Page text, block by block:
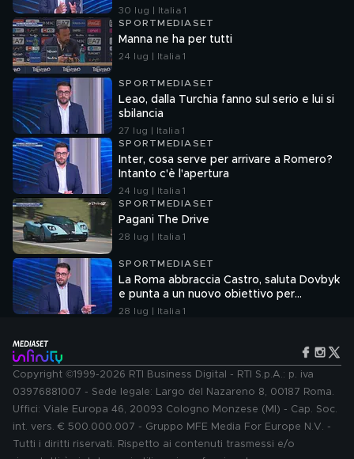
30 lug | Italia 1
SPORTMEDIASET
Manna ne ha per tutti
24 lug | Italia 1
SPORTMEDIASET
Leao, dalla Turchia fanno sul serio e lui si
sbilancia
27 lug | Italia 1
SPORTMEDIASET
Inter, cosa serve per arrivare a Romero?
Intanto c'è l'apertura
24 lug | Italia 1
SPORTMEDIASET
Pagani The Drive
28 lug | Italia 1
SPORTMEDIASET
La Roma abbraccia Castro, saluta Dovbyk
e punta a un nuovo obiettivo per
l'attacco
28 lug | Italia 1
Copyright ©1999-2026 RTI Business Digital - RTI S.p.A.: p. iva
03976881007 - Sede legale: Largo del Nazareno 8, 00187 Roma.
Uffici: Viale Europa 46, 20093 Cologno Monzese (MI) - Cap. Soc.
int. vers. € 500.000.007 - Gruppo MFE Media For Europe N.V. -
Tutti i diritti riservati. Rispetto ai contenuti trasmessi e/o